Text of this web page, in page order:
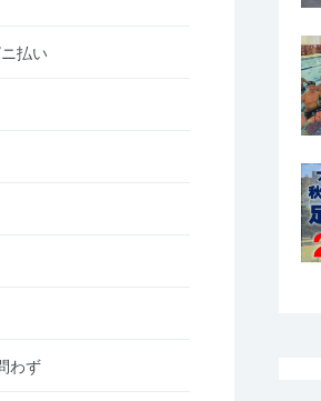
払い
わず